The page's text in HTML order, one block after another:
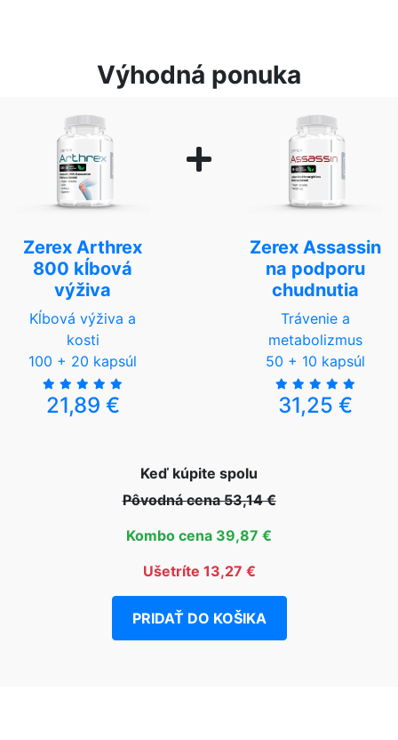
Výhodná ponuka
Zerex Arthrex
800 kĺbová
výživa
Kĺbová výživa a
kosti
100 + 20 kapsúl
21,89 €
Zerex Assassin
na podporu
chudnutia
Trávenie a
metabolizmus
50 + 10 kapsúl
31,25 €
Keď kúpite spolu
Pôvodná cena 53,14 €
Kombo cena 39,87 €
Ušetríte 13,27 €
PRIDAŤ DO KOŠIKA